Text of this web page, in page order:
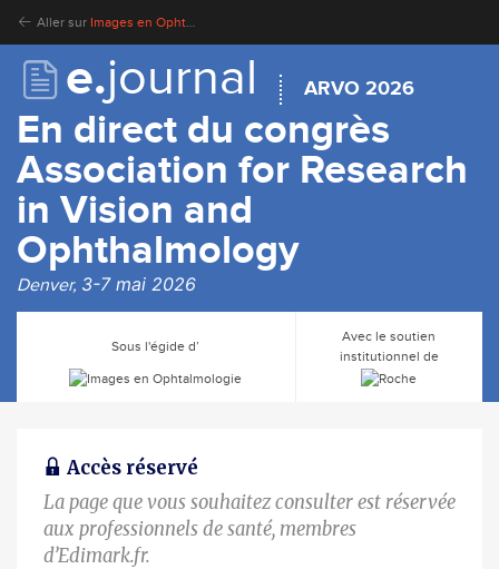
Aller sur Images en Ophtalmologie
e.journal ARVO 2026
En direct du congrès
Association for Research
in Vision and
Ophthalmology
Denver, 3-7 mai 2026
Sous l'égide d’
Avec le soutien
institutionnel de
Accès réservé
La page que vous souhaitez consulter est réservée
aux professionnels de santé, membres
d’Edimark.fr.